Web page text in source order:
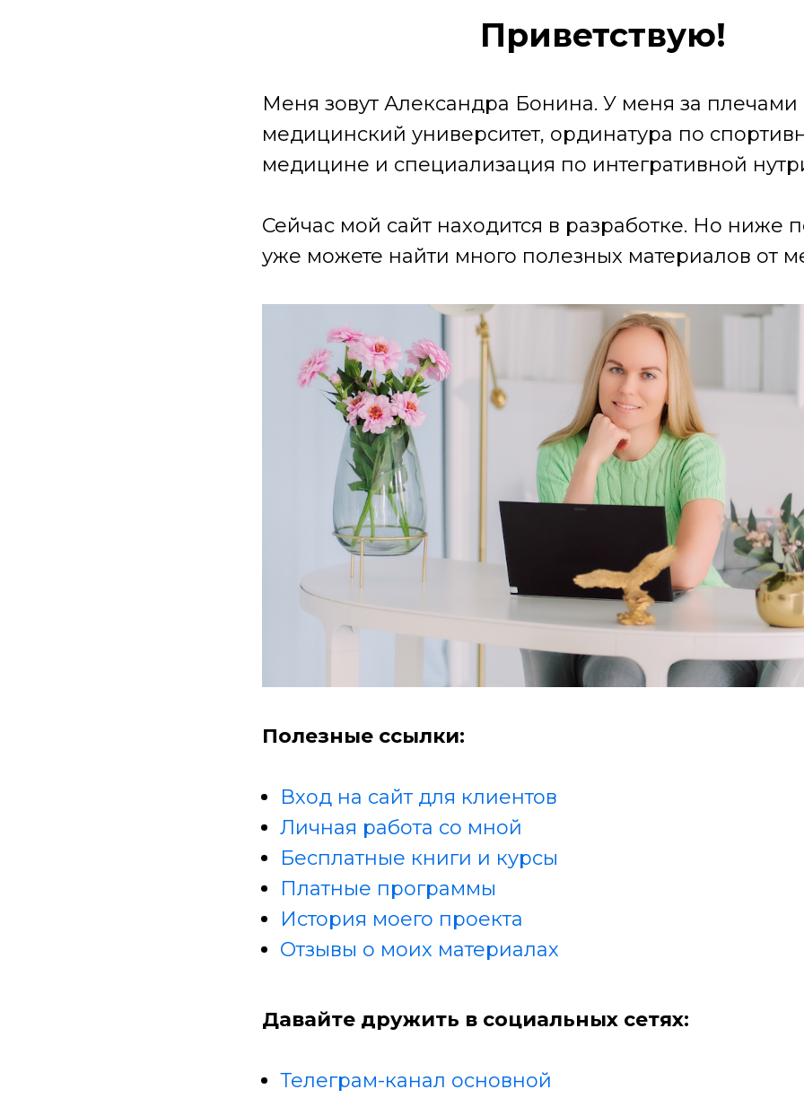
Приветствую!
Меня зовут Александра Бонина. У меня за плечами
медицинский университет, ординатура по
медицине и специализация по интегративной
Сейчас мой сайт находится в разработке. Но ниже
уже можете найти много полезных материалов от
Полезные ссылки:
Вход на сайт для клиентов
Личная работа со мной
Бесплатные книги и курсы
Платные программы
История моего проекта
Отзывы о моих материалах
Давайте дружить в социальных сетях:
Телеграм-канал основной